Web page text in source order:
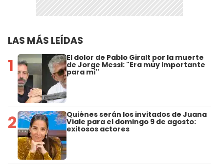
LAS MÁS LEÍDAS
1 El dolor de Pablo Giralt por la muerte
de Jorge Messi: "Era muy importante
para mí"
2 Quiénes serán los invitados de Juana
Viale para el domingo 9 de agosto:
exitosos actores